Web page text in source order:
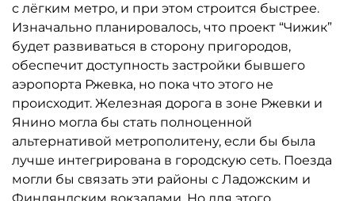
с лёгким метро, и при этом строится быстрее.
Изначально планировалось, что проект “Чижик”
будет развиваться в сторону пригородов,
обеспечит доступность застройки бывшего
аэропорта Ржевка, но пока что этого не
происходит. Железная дорога в зоне Ржевки и
Янино могла бы стать полноценной
альтернативой метрополитену, если бы была
лучше интегрирована в городскую сеть. Поезда
могли бы связать эти районы с Ладожским и